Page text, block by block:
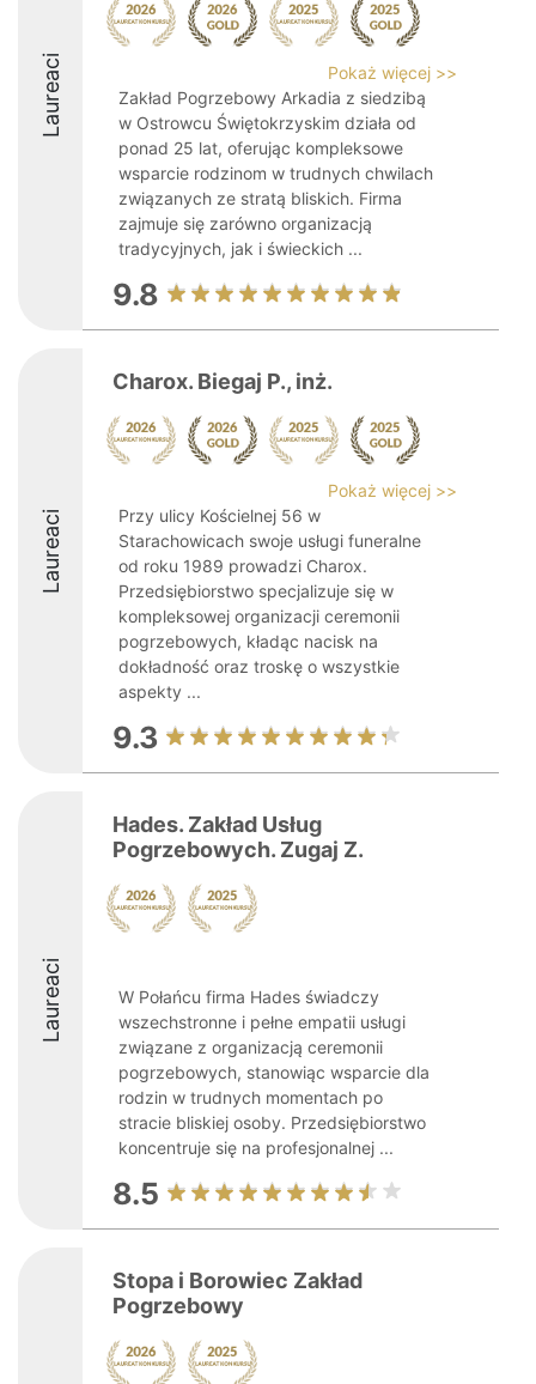
Laureaci
Pokaż więcej >>
Zakład Pogrzebowy Arkadia z siedzibą
w Ostrowcu Świętokrzyskim działa od
ponad 25 lat, oferując kompleksowe
wsparcie rodzinom w trudnych chwilach
związanych ze stratą bliskich. Firma
zajmuje się zarówno organizacją
tradycyjnych, jak i świeckich ...
9.8
Laureaci
Charox. Biegaj P., inż.
Pokaż więcej >>
Przy ulicy Kościelnej 56 w
Starachowicach swoje usługi funeralne
od roku 1989 prowadzi Charox.
Przedsiębiorstwo specjalizuje się w
kompleksowej organizacji ceremonii
pogrzebowych, kładąc nacisk na
dokładność oraz troskę o wszystkie
aspekty ...
9.3
Laureaci
Hades. Zakład Usług
Pogrzebowych. Zugaj Z.
W Połańcu firma Hades świadczy
wszechstronne i pełne empatii usługi
związane z organizacją ceremonii
pogrzebowych, stanowiąc wsparcie dla
rodzin w trudnych momentach po
stracie bliskiej osoby. Przedsiębiorstwo
koncentruje się na profesjonalnej ...
8.5
Stopa i Borowiec Zakład
Pogrzebowy